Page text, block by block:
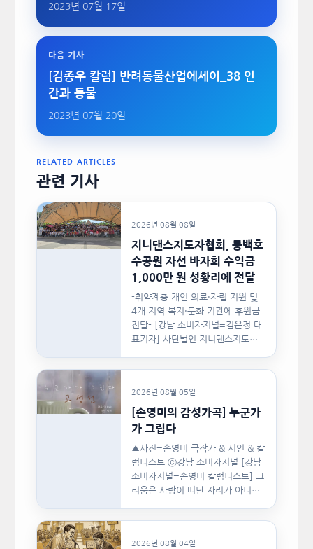
2023년 07월 17일
다음 기사
[김종우 칼럼] 반려동물산업에세이_38 인
간과 동물
2023년 07월 20일
RELATED ARTICLES
관련 기사
2026년 08월 08일
지니댄스지도자협회, 동백호
수공원 자선 바자회 수익금
1,000만 원 성황리에 전달
-취약계층 개인 의료·자립 지원 및
4개 지역 복지·문화 기관에 후원금
전달- [강남 소비자저널=김은정 대
표기자] 사단법인 지니댄스지도자
지난…
2026년 08월 05일
[손영미의 감성가곡] 누군가
가 그립다
▲사진=손영미 극작가 & 시인 & 칼
럼니스트 ⓒ강남 소비자저널 [강남
소비자저널=손영미 칼럼니스트] 그
리움은 사랑이 떠난 자리가 아니라,
2026년 08월 04일